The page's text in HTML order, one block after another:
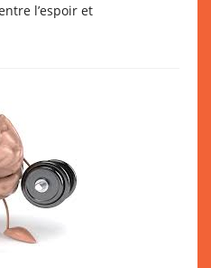
l’espoir et